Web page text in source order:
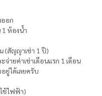
ออก
ห้องน้ำ
12,000 / เดือน (สัญญาเช่า 1 ปี)
จ่ายค่าเช่าเดือนแรก 1 เดือน
ยู่ได้เลยครับ
ช้ไฟฟ้า)